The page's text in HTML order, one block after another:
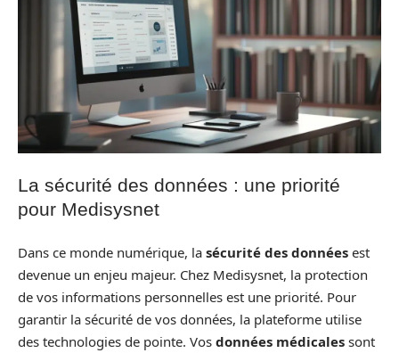
La sécurité des données : une priorité
pour Medisysnet
Dans ce monde numérique, la sécurité des données est
devenue un enjeu majeur. Chez Medisysnet, la protection
de vos informations personnelles est une priorité. Pour
garantir la sécurité de vos données, la plateforme utilise
des technologies de pointe. Vos données médicales sont